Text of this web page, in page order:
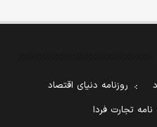
روزنامه دنیای اقتصاد
تجارت فردا